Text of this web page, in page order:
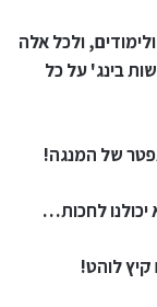
ולכל אלה
בינג' על כל
של המנגה!
לחכות…
קיץ לוהט!